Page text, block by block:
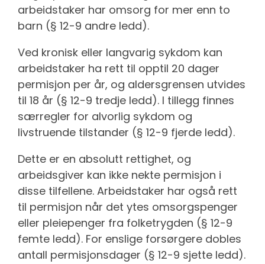
arbeidstaker har omsorg for mer enn to
barn (§ 12-9 andre ledd).
Ved kronisk eller langvarig sykdom kan
arbeidstaker ha rett til opptil 20 dager
permisjon per år, og aldersgrensen utvides
til 18 år (§ 12-9 tredje ledd). I tillegg finnes
særregler for alvorlig sykdom og
livstruende tilstander (§ 12-9 fjerde ledd).
Dette er en absolutt rettighet, og
arbeidsgiver kan ikke nekte permisjon i
disse tilfellene. Arbeidstaker har også rett
til permisjon når det ytes omsorgspenger
eller pleiepenger fra folketrygden (§ 12-9
femte ledd). For enslige forsørgere dobles
antall permisjonsdager (§ 12-9 sjette ledd).